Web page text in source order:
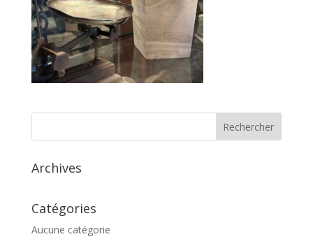
Archives
Catégories
Aucune catégorie